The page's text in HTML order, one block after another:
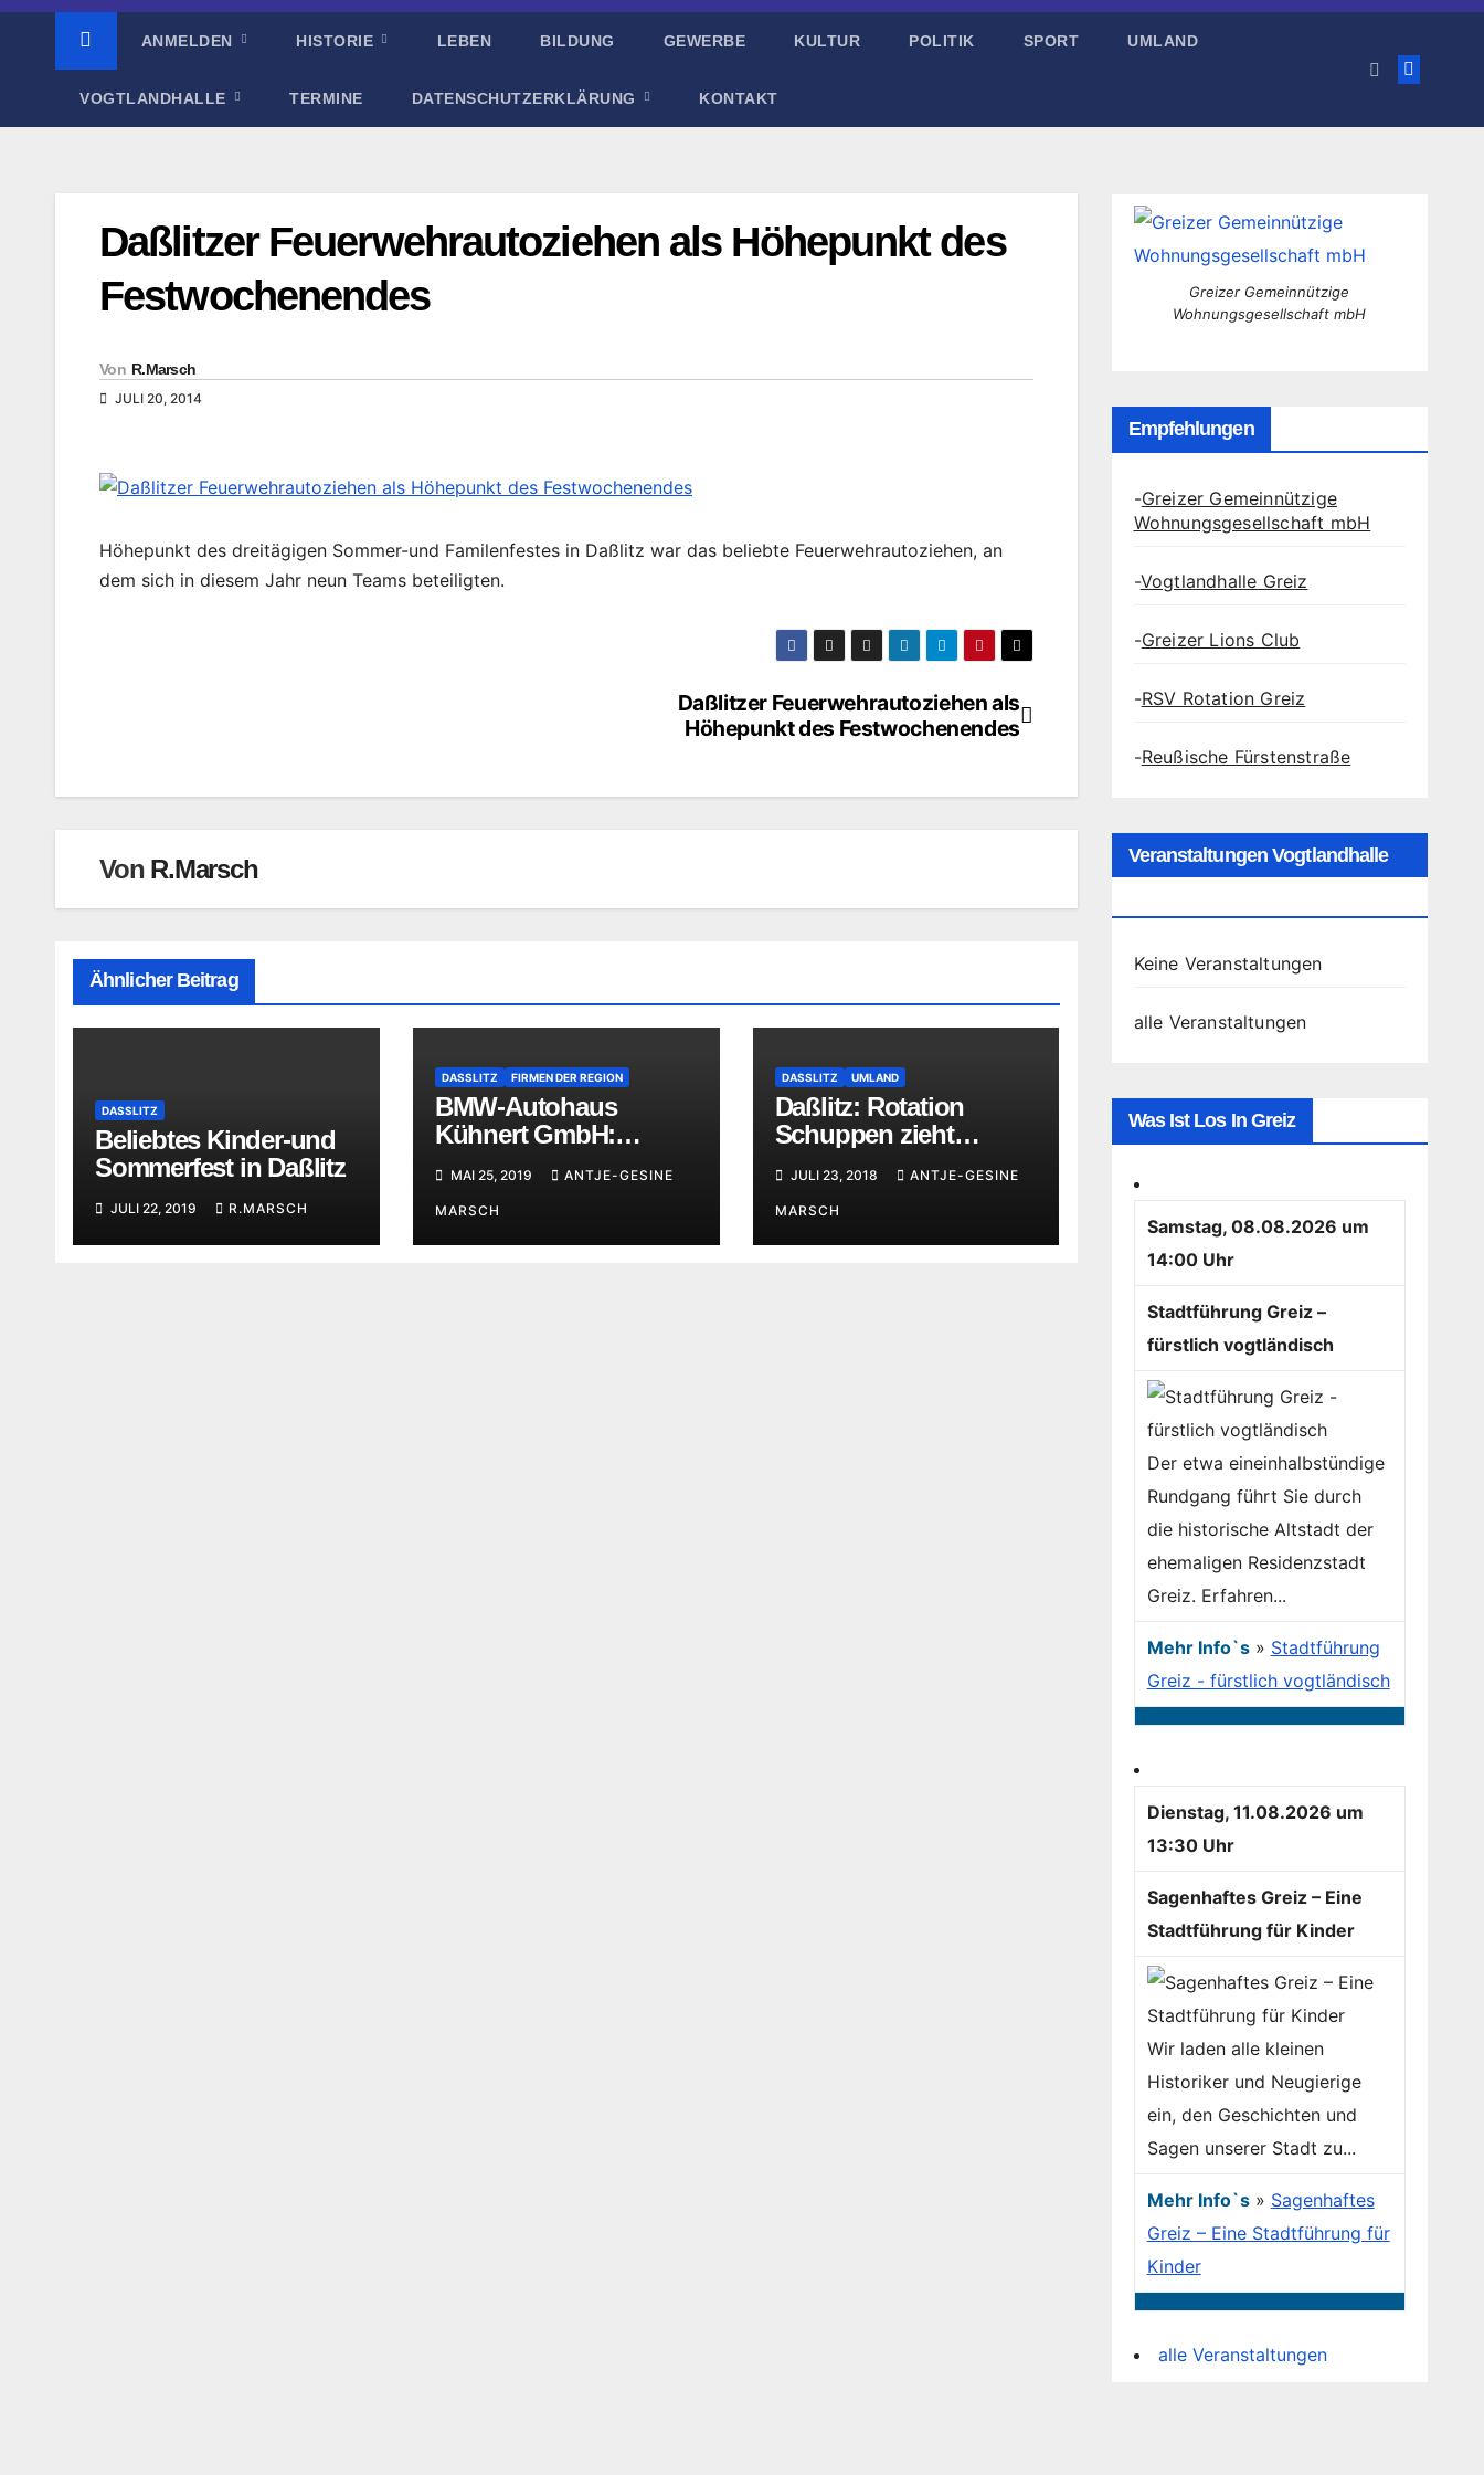
ANMELDEN HISTORIE LEBEN BILDUNG GEWERBE KULTUR POLITIK SPORT UMLAND
VOGTLANDHALLE TERMINE DATENSCHUTZERKLÄRUNG KONTAKT
Daßlitzer Feuerwehrautoziehen als Höhepunkt des
Festwochenendes
Von R.Marsch
JULI 20, 2014
Höhepunkt des dreitägigen Sommer-und Familenfestes in Daßlitz war das beliebte Feuerwehrautoziehen, an
dem sich in diesem Jahr neun Teams beteiligten.
Daßlitzer Feuerwehrautoziehen als
Höhepunkt des Festwochenendes
Von R.Marsch
Ähnlicher Beitrag
DASSLITZ
Beliebtes Kinder-und
Sommerfest in Daßlitz
JULI 22, 2019 R.MARSCH
DASSLITZ FIRMEN DER REGION
BMW-Autohaus
Kühnert GmbH:
MAI 25, 2019 ANTJE-GESINE
MARSCH
DASSLITZ UMLAND
Daßlitz: Rotation
Schuppen zieht
weitesten
JULI 23, 2018 ANTJE-GESINE
MARSCH
Greizer Gemeinnützige
Wohnungsgesellschaft mbH
Empfehlungen
-Greizer Gemeinnützige
Wohnungsgesellschaft mbH
-Vogtlandhalle Greiz
-Greizer Lions Club
-RSV Rotation Greiz
-Reußische Fürstenstraße
Veranstaltungen Vogtlandhalle
Keine Veranstaltungen
alle Veranstaltungen
Was Ist Los In Greiz
Samstag, 08.08.2026 um
14:00 Uhr
Stadtführung Greiz –
fürstlich vogtländisch
Der etwa eineinhalbstündige
Rundgang führt Sie durch
die historische Altstadt der
ehemaligen Residenzstadt
Greiz. Erfahren...
Mehr Info`s» Stadtführung
Greiz - fürstlich vogtländisch
Dienstag, 11.08.2026 um
13:30 Uhr
Sagenhaftes Greiz – Eine
Stadtführung für Kinder
Wir laden alle kleinen
Historiker und Neugierige
ein, den Geschichten und
Sagen unserer Stadt zu...
Mehr Info`s» Sagenhaftes
Greiz – Eine Stadtführung für
Kinder
alle Veranstaltungen